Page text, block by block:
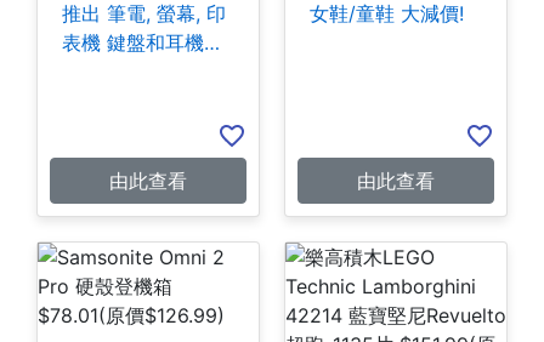
推出 筆電, 螢幕, 印
表機 鍵盤和耳機特
由此查看
女鞋/童鞋 大減價!
由此查看